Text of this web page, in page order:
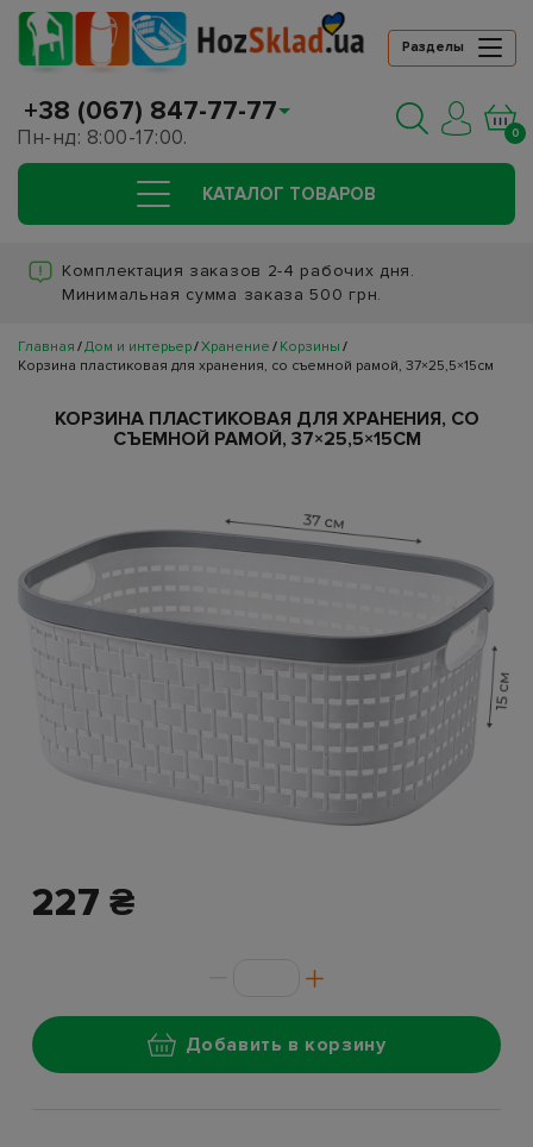
Разделы
+38 (067) 847-77-77
Пн-нд: 8:00-17:00. 0
КАТАЛОГ ТОВАРОВ
Комплектация заказов 2-4 рабочих дня.
Минимальная сумма заказа 500 грн.
Главная Дом и интерьер Хранение
Корзины
Корзина пластиковая для хранения, со съемной рамой, 37×25,5×15см
КОРЗИНА ПЛАСТИКОВАЯ ДЛЯ ХРАНЕНИЯ, СО
СЪЕМНОЙ РАМОЙ, 37×25,5×15СМ
227 ₴
Добавить в корзину